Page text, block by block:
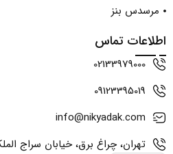
مرسدس بنز
اطلاعات تماس
02133979000
09123395019
info@nikyadak.com
تهران، چراغ برق، خیابان سراج